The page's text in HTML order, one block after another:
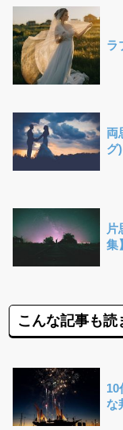
ラ
両
グ
片
集】
こんな記事も読
10
な